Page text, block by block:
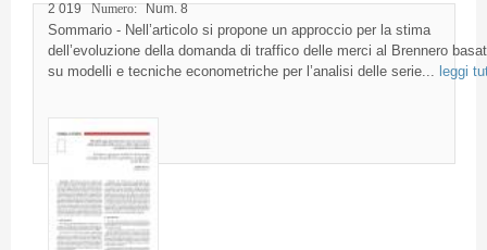
2 019 Numero: Num. 8
Sommario - Nell’articolo si propone un approccio per la stima
dell’evoluzione della domanda di traffico delle merci al Brennero
su modelli e tecniche econometriche per l’analisi delle serie... leggi
Pages